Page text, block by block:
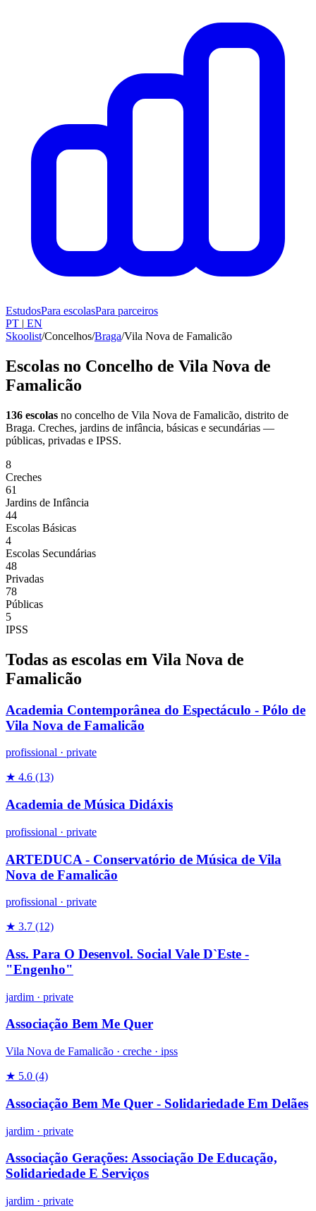
EstudosPara escolasPara parceiros
PT | EN
Skoolist/Concelhos/Braga/Vila Nova de Famalicão
Escolas no Concelho de Vila Nova de
Famalicão
136 escolas no concelho de Vila Nova de Famalicão, distrito de
Braga. Creches, jardins de infância, básicas e secundárias —
públicas, privadas e IPSS.
8
Creches
61
Jardins de Infância
44
Escolas Básicas
4
Escolas Secundárias
48
Privadas
78
Públicas
5
IPSS
Todas as escolas em Vila Nova de
Famalicão
Academia Contemporânea do Espectáculo - Pólo de
Vila Nova de Famalicão
profissional · private
★ 4.6 (13)
Academia de Música Didáxis
profissional · private
ARTEDUCA - Conservatório de Música de Vila
Nova de Famalicão
profissional · private
★ 3.7 (12)
Ass. Para O Desenvol. Social Vale D`Este -
"Engenho"
jardim · private
Associação Bem Me Quer
Vila Nova de Famalicão · creche · ipss
★ 5.0 (4)
Associação Bem Me Quer - Solidariedade Em Delães
jardim · private
Associação Gerações: Associação De Educação,
Solidariedade E Serviços
jardim · private